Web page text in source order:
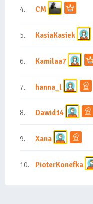
4. CM
5. KasiaKasiek
6. Kamilaa7
7. hanna_l
8. Dawid14
9. Xana
10. PioterKonefka